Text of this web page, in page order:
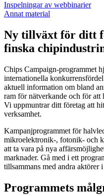
Inspelningar av webbinarier
Annat material
Ny tillväxt för ditt
finska
Chips Campaign-programmet
internationella
aktuell information om bland
ram för nätverkande och för att
Vi uppmuntrar ditt företag att
verksamhet.
Kampanjprogrammet för
mikroelektronik-, fotonik- och
att ta vara på nya
marknader. Gå med i ett
tillsammans med andra aktörer
Programmets